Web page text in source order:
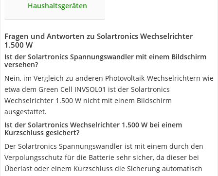
Haushaltsgeräten
Fragen und Antworten zu Solartronics Wechselrichter
1.500 W
Ist der Solartronics Spannungswandler mit einem Bildschirm
versehen?
Nein, im Vergleich zu anderen Photovoltaik-Wechselrichtern wie
etwa dem Green Cell INVSOL01 ist der Solartronics
Wechselrichter 1.500 W nicht mit einem Bildschirm
ausgestattet.
Ist der Solartronics Wechselrichter 1.500 W bei einem
Kurzschluss gesichert?
Der Solartronics Spannungswandler ist mit einem durch den
Verpolungsschutz für die Batterie sehr sicher, da dieser bei
Überlast oder einem Kurzschluss die Sicherung automatisch